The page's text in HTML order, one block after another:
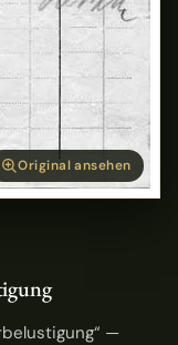
Original ansehen
—